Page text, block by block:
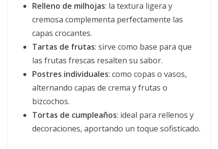
Relleno de milhojas: la textura ligera y
cremosa complementa perfectamente las
capas crocantes.
Tartas de frutas: sirve como base para que
las frutas frescas resalten su sabor.
Postres individuales: como copas o vasos,
alternando capas de crema y frutas o
bizcochos.
Tortas de cumpleaños: ideal para rellenos y
decoraciones, aportando un toque sofisticado.